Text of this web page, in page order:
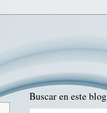
Buscar en este blog